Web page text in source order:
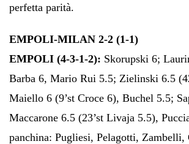
perfetta parità.
EMPOLI-MILAN 2-2 (1-1)
EMPOLI (4-3-1-2): Skorupski 6;
Barba 6, Mario Rui 5.5; Zielinski 6.5
Maiello 6 (9’st Croce 6), Buchel 5.5;
Maccarone 6.5 (23’st Livaja 5.5),
panchina: Pugliesi, Pelagotti, Zambelli,